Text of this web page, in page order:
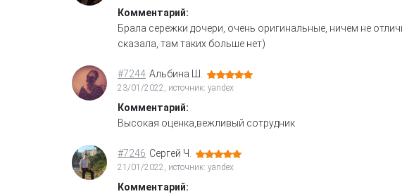
Комментарий:
Брала сережки дочери, очень оригинальные, ничем не
сказала, там таких больше нет)
#7244 Альбина Ш.
23/01/2022, источник: yandex
Комментарий:
Высокая оценка,вежливый сотрудник
#7246 Сергей Ч.
21/01/2022, источник: yandex
Комментарий: